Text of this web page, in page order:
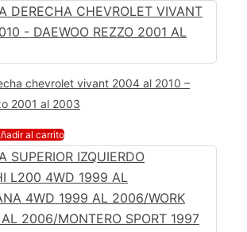
chevrolet vivant 2004 al 2010 –
2001 al 2003
al carrito